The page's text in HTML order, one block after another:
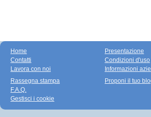
Home
Contatti
Lavora con noi
Presentazione
Condizioni d'uso
Informazioni
Rassegna stampa
F.A.Q.
Gestisci i cookie
Proponi il tuo